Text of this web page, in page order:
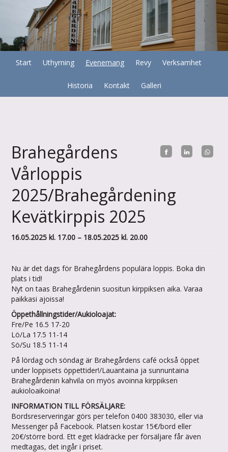
Start Uthyrning Evenemang Revy Verksamhet
Historia Kontakt Galleri
Brahegårdens
Vårloppis
2025/Brahegårdening
Kevätkirppis 2025
16.05.2025 kl. 17.00 – 18.05.2025 kl. 20.00
Nu är det dags för Brahegårdens populära loppis. Boka din
plats i tid!
Nyt on taas Brahegårdenin suositun kirppiksen aika. Varaa
paikkasi ajoissa!
Öppethållningstider/Aukioloajat:
Fre/Pe 16.5 17-20
Lö/La 17.5 11-14
Sö/Su 18.5 11-14
På lördag och söndag är Brahegårdens café också öppet
under loppisets öppettider!/Lauantaina ja sunnuntaina
Brahegårdenin kahvila on myös avoinna kirppiksen
aukioloaikoina!
INFORMATION TILL FÖRSÄLJARE:
Bordsreserveringar görs per telefon 0400 383030, eller via
Messenger på Facebook. Platsen kostar 15€/bord eller
20€/större bord. Ett eget klädräcke per försäljare får även
medtagas, det ingår i priset.